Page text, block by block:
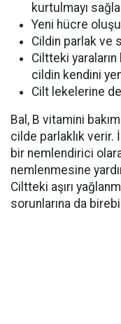
kurtulmayı
Yeni hücre
Cildin parlak ve
Ciltteki yaraların
cildin kendini
Cilt lekelerine
Bal, B vitamini
cilde parlaklık
bir nemlendirici
nemlenmesine
Ciltteki aşırı
sorunlarına da